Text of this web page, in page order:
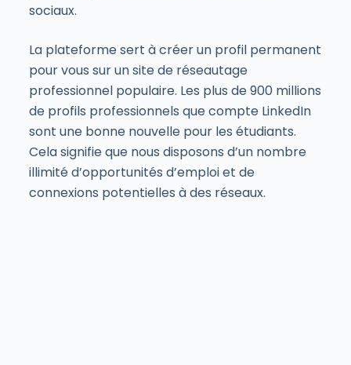
sociaux.
La plateforme sert à créer un profil permanent
pour vous sur un site de réseautage
professionnel populaire. Les plus de 900 millions
de profils professionnels que compte LinkedIn
sont une bonne nouvelle pour les étudiants.
Cela signifie que nous disposons d’un nombre
illimité d’opportunités d’emploi et de
connexions potentielles à des réseaux.